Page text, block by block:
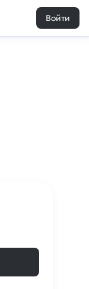
Войти
102 0